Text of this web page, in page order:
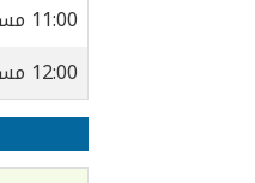
11:00 مساءً
12:00 مساءً